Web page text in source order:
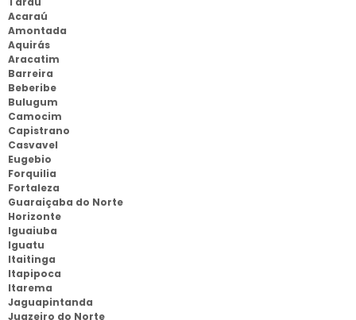
Acaraú
Amontada
Aquirás
Aracatim
Barreira
Beberibe
Bulugum
Camocim
Capistrano
Casvavel
Eugebio
Forquilia
Fortaleza
Guaraiçaba do Norte
Horizonte
Iguaiuba
Iguatu
Itaitinga
Itapipoca
Itarema
Jaguapintanda
Juazeiro do Norte